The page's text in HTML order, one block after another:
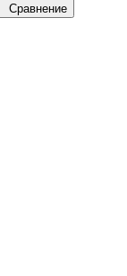
Сравнение